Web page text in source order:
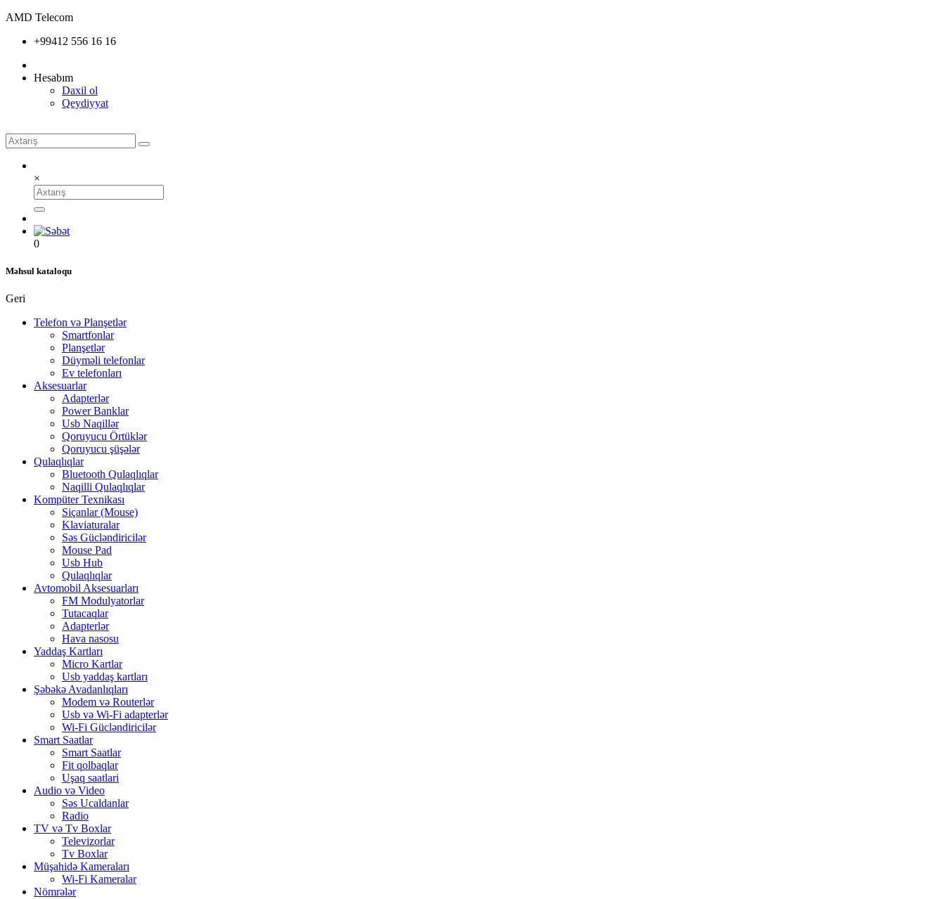
AMD Telecom
+99412 556 16 16
Hesabım
Daxil ol
Qeydiyyat
×
0
Məhsul kataloqu
Geri
Telefon və Planşetlər
Smartfonlar
Planşetlər
Düyməli telefonlar
Ev telefonları
Aksesuarlar
Adapterlər
Power Banklar
Usb Naqillər
Qoruyucu Örtüklər
Qoruyucu şüşələr
Qulaqlıqlar
Bluetooth Qulaqlıqlar
Naqilli Qulaqlıqlar
Kompüter Texnikası
Siçanlar (Mouse)
Klaviaturalar
Səs Gücləndiricilər
Mouse Pad
Usb Hub
Qulaqlıqlar
Avtomobil Aksesuarları
FM Modulyatorlar
Tutacaqlar
Adapterlər
Hava nasosu
Yaddaş Kartları
Micro Kartlar
Usb yaddaş kartları
Şəbəkə Avadanlıqları
Modem və Routerlər
Usb və Wi-Fi adapterlər
Wi-Fi Gücləndiricilər
Smart Saatlar
Smart Saatlar
Fit qolbaqlar
Uşaq saatlari
Audio və Video
Səs Ucaldanlar
Radio
TV və Tv Boxlar
Televizorlar
Tv Boxlar
Müşahidə Kameraları
Wi-Fi Kameralar
Nömrələr